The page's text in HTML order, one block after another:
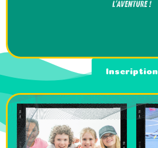
Inscription